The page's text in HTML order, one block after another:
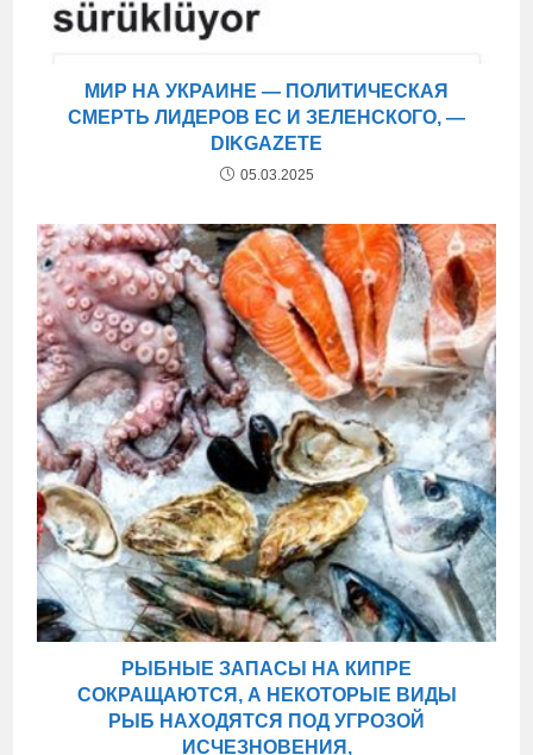
МИР НА УКРАИНЕ — ПОЛИТИЧЕСКАЯ
СМЕРТЬ ЛИДЕРОВ ЕС И ЗЕЛЕНСКОГО, —
DIKGAZETE
05.03.2025
РЫБНЫЕ ЗАПАСЫ НА КИПРЕ
СОКРАЩАЮТСЯ, А НЕКОТОРЫЕ ВИДЫ
РЫБ НАХОДЯТСЯ ПОД УГРОЗОЙ
ИСЧЕЗНОВЕНИЯ,